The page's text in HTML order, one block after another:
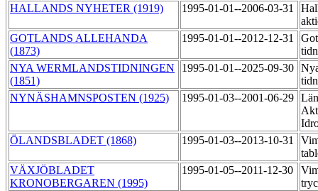
HALLANDS NYHETER (1919)
1995-01-01--2006-03-31
GOTLANDS ALLEHANDA
(1873)
1995-01-01--2012-12-31
NYA WERMLANDSTIDNINGEN
(1851)
1995-01-01--2025-09-30
NYNÄSHAMNSPOSTEN (1925)
1995-01-03--2001-06-29
ÖLANDSBLADET (1868)
1995-01-03--2013-10-31
VÄXJÖBLADET
KRONOBERGAREN (1995)
1995-01-05--2011-12-30